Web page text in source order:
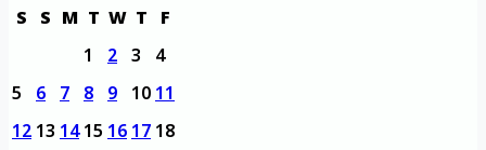
S S M T W T F
1 2 3 4
5 6 7 8 9 1011
12131415161718